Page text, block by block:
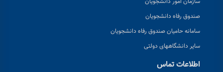
صندوق رفاه دانشجویان
سامانه حامیان صندوق رفاه دانشجویان
سایر دانشگاههای دولتی
اطلاعات تماس